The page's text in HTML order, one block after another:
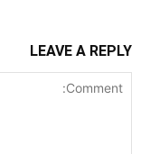
LEAVE A REPLY